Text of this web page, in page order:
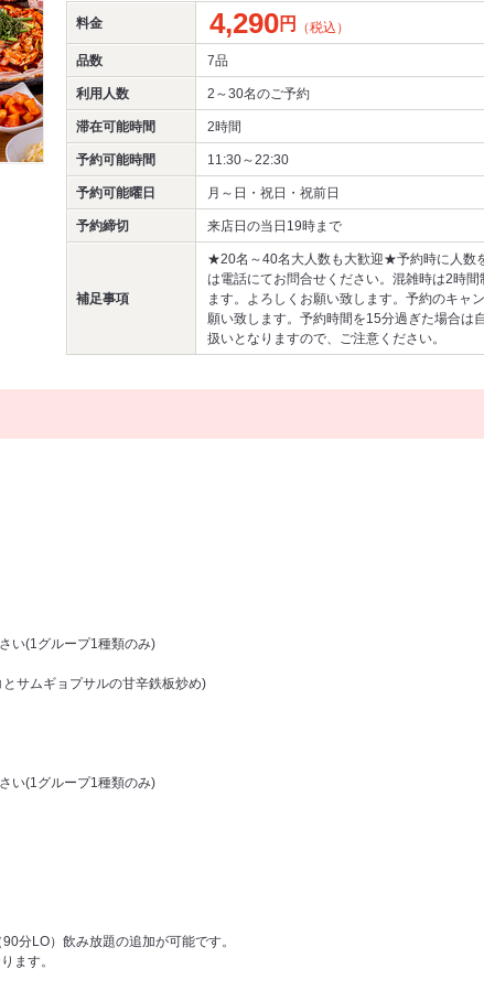
料金 4,290円 （税込）
品数 7品
利用人数 2～30名のご予約
滞在可能時間 2時間
予約可能時間 11:30～22:30
予約可能曜日 月～日・祝日・祝前日
予約締切 来店日の当日19時まで
補足事項
★20名～40名大人数も大歓迎★予約時に人数
は電話にてお問合せください。混雑時は2時間
ます。よろしくお願い致します。予約のキャ
願い致します。予約時間を15分過ぎた場合は
扱いとなりますので、ご注意ください。
い(1グループ1種類のみ)
サムギョプサルの甘辛鉄板炒め)
い(1グループ1種類のみ)
分LO）飲み放題の追加が可能です。
ます。